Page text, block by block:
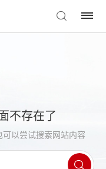
不存在了
以尝试搜索网站内容